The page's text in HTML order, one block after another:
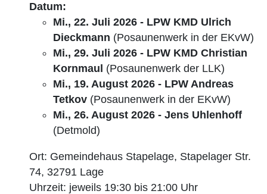
Datum:
Mi., 22. Juli 2026 - LPW KMD Ulrich
Dieckmann (Posaunenwerk in der EKvW)
Mi., 29. Juli 2026 - LPW KMD Christian
Kornmaul (Posaunenwerk der LLK)
Mi., 19. August 2026 - LPW Andreas
Tetkov (Posaunenwerk in der EKvW)
Mi., 26. August 2026 - Jens Uhlenhoff
(Detmold)
Ort: Gemeindehaus Stapelage, Stapelager Str.
74, 32791 Lage
Uhrzeit: jeweils 19:30 bis 21:00 Uhr